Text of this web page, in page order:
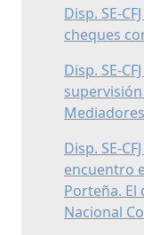
Disp. SE-
cheques
Disp. SE-
Disp. SE-
encuentro
Porteña. El
Nacional